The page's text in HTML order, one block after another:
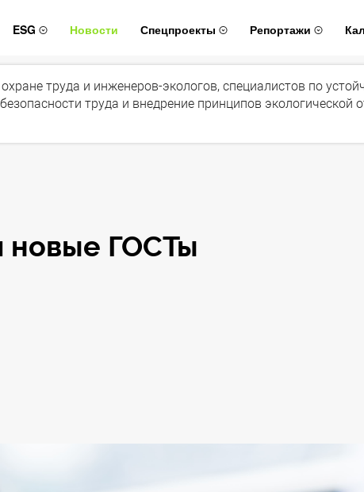
ESG Новости Спецпроекты Репортажи
труда и инженеров-экологов, специалистов по
труда и внедрение принципов экологической
новые ГОСТы